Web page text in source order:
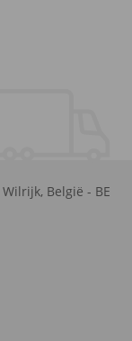
Wilrijk, België - BE